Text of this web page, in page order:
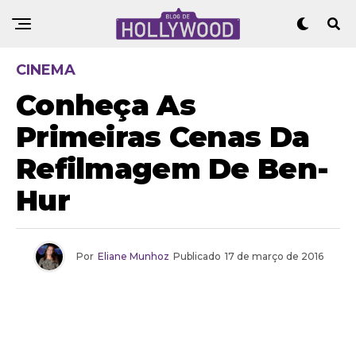
CINEMA
Conheça As
Primeiras Cenas Da
Refilmagem De Ben-
Hur
Por Eliane Munhoz Publicado 17 de março de 2016